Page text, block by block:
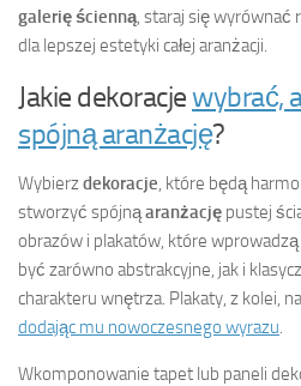
galerię ścienną , staraj się
dla lepszej estetyki całej aranżacji.
Jakie dekoracjewybrać,
spójną aranżację?
Wybierzdekoracje , które będą
stworzyć spójnąaranżację pustej
obrazów i plakatów, które
być zarówno abstrakcyjne, jak i
charakteru wnętrza. Plakaty, z kolei,
dodając mu nowoczesnego wyrazu
Wkomponowanie tapet lub paneli